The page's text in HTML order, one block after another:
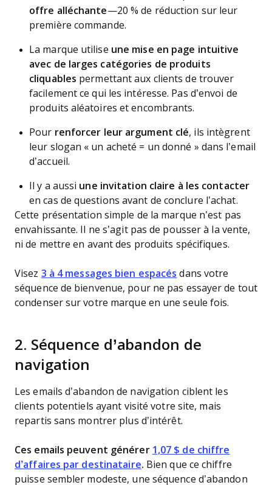
offre alléchante—20 % de réduction sur leur
première commande.
La marque utilise une mise en page intuitive
avec de larges catégories de produits
cliquables permettant aux clients de trouver
facilement ce qui les intéresse. Pas d’envoi de
produits aléatoires et encombrants.
Pour renforcer leur argument clé, ils intègrent
leur slogan « un acheté = un donné » dans l’email
d’accueil.
Il y a aussi une invitation claire à les contacter
en cas de questions avant de conclure l’achat.
Cette présentation simple de la marque n’est pas
envahissante. Il ne s’agit pas de pousser à la vente,
ni de mettre en avant des produits spécifiques.
Visez 3 à 4 messages bien espacés dans votre
séquence de bienvenue, pour ne pas essayer de tout
condenser sur votre marque en une seule fois.
2. Séquence d’abandon de
navigation
Les emails d’abandon de navigation ciblent les
clients potentiels ayant visité votre site, mais
repartis sans montrer plus d’intérêt.
Ces emails peuvent générer 1,07 $ de chiffre
d’affaires par destinataire. Bien que ce chiffre
puisse sembler modeste, une séquence d’abandon